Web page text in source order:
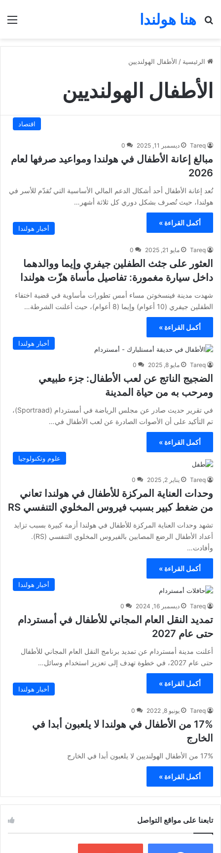
هنا هولندا
بحث عن
الرئيسية / الأطفال الهولنديين
الأطفال الهولنديين
اقتصاد
Tareq ديسمبر 11, 2025 0
مبالغ إعانة الأطفال في هولندا ومواعيد صرفها لعام
2026
تُعد إعانة الأطفال أحد أشكال الدعم المالي الأساسية التي تُقدّم للأسر في
هولندا، حيث تُصرف بشكل دوري كل ثلاثة أشهر…
أكمل القراءة »
أخبار هولندا
Tareq مايو 21, 2025 0
العثور على جثث الطفلين جيفري وإيما ووالدهما
داخل سيارة مغمورة: تفاصيل مأساة هزّت هولندا
شهدت مدينة فينسخوتن مساء أمس تطورات مأساوية في قضية اختفاء
الطفلين جيفري (10 أعوام) وإيما (8 أعوام)، حيث أعلنت الشرطة…
أكمل القراءة »
أخبار هولندا
Tareq مايو 8, 2025 0
الضجيج الناتج عن لعب الأطفال: جزء طبيعي
ومرحب به من حياة المدينة
في تقرير حديث صادر عن مجلس الرياضة في أمستردام (Sportraad)،
تم التأكيد على أن الأصوات الصادرة عن لعب الأطفال في…
أكمل القراءة »
علوم وتكنولوجيا
Tareq يناير 2, 2025 0
وحدات العناية المركزة للأطفال في هولندا تعاني
من ضغط كبير بسبب فيروس المخلوي التنفسي RS
تشهد وحدات العناية المركزة للأطفال في هولندا أزمة كبيرة بسبب تزايد
أعداد الأطفال الرضع المصابين بالفيروس المخلوي التنفسي (RS).
وأفادت…
أكمل القراءة »
أخبار هولندا
Tareq ديسمبر 16, 2024 0
تمديد النقل العام المجاني للأطفال في أمستردام
حتى عام 2027
أعلنت مدينة أمستردام عن تمديد برنامج النقل العام المجاني للأطفال
حتى عام 2027، في خطوة تهدف إلى تعزيز استخدام وسائل…
أكمل القراءة »
أخبار هولندا
Tareq يونيو 8, 2022 0
17% من الأطفال في هولندا لا يلعبون أبدا في
الخارج
17% من الأطفال الهولنديين لا يلعبون أبدا في الخارج
أكمل القراءة »
تابعنا على مواقع التواصل